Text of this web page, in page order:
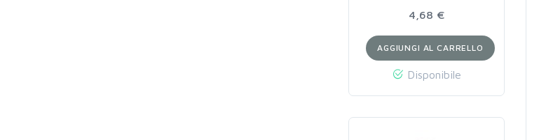
4,68 €
AGGIUNGI AL CARRELLO
Disponibile